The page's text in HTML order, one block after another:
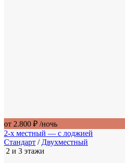
от 2.800 ₽ /ночь
2-х местный — с лоджией
Стандарт / Двухместный
2 и 3 этажи